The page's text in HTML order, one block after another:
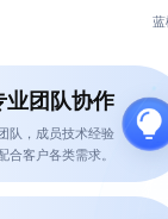
蓝
业团队协作
队，成员技术经验
合客户各类需求。